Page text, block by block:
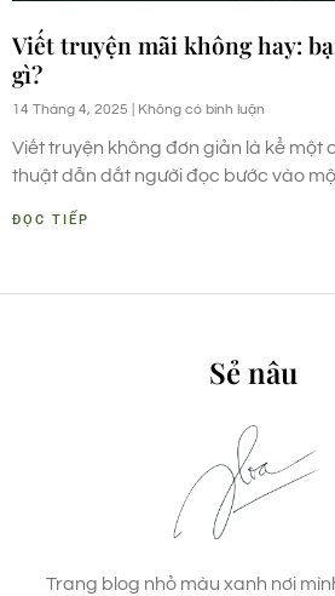
Viết truyện mãi không hay:
gì?
14 Tháng 4, 2025 Không có bình luận
Viết truyện không đơn giản là kể một
thuật dẫn dắt người đọc bước vào
ĐỌC TIẾP
Sẻ nâu
Trang blog nhỏ màu xanh nơi